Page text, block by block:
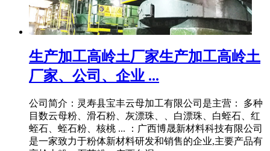
生产加工高岭土厂家生产加工高岭土
厂家、公司、企业 ...
公司简介：灵寿县宝丰云母加工有限公司是主营： 多种
目数云母粉、滑石粉、灰漂珠、、白漂珠、白蛭石、红
蛭石、蛭石粉、核桃 ... ：广西博晟新材料科技有限公司
是一家致力于粉体新材料研发和销售的企业,主要产品有